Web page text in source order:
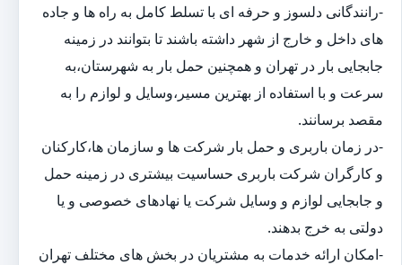
-رانندگانی دلسوز و حرفه ای با تسلط کامل به راه ها و جاده
های داخل و خارج از شهر داشته باشند تا بتوانند در زمینه
جابجایی بار در تهران و همچنین حمل بار به شهرستان،به
سرعت و با استفاده از بهترین مسیر،وسایل و لوازم را به
مقصد برسانند.
-در زمان باربری و حمل بار شرکت ها و سازمان ها،کارکنان
و کارگران شرکت باربری حساسیت بیشتری در زمینه حمل
و جابجایی لوازم و وسایل شرکت یا نهادهای خصوصی و یا
دولتی به خرج بدهند.
-امکان ارائه خدمات به مشتریان در بخش های مختلف تهران